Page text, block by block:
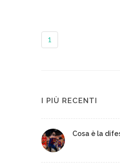
1
I PIÙ RECENTI
Cosa è la